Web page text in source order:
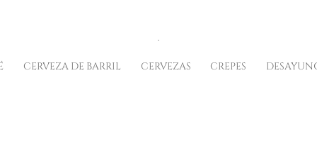
CERVEZA DE BARRIL CERVEZAS CREPES